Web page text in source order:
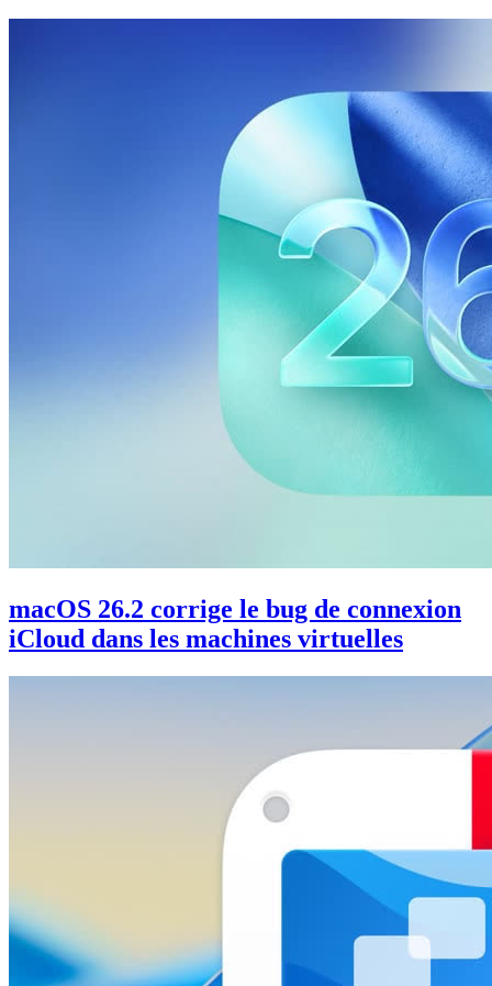
macOS 26.2 corrige le bug de connexion
iCloud dans les machines virtuelles